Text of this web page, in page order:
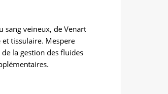
veineux, de Venart
tissulaire. Mespere
la gestion des fluides